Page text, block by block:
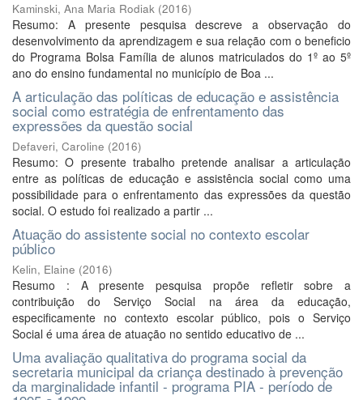
Kaminski, Ana Maria Rodiak (2016)
Resumo: A presente pesquisa descreve a observação do
desenvolvimento da aprendizagem e sua relação com o beneficio
do Programa Bolsa Família de alunos matriculados do 1º ao 5º
ano do ensino fundamental no município de Boa ...
A articulação das políticas de educação e assistência
social como estratégia de enfrentamento das
expressões da questão social
Defaveri, Caroline (2016)
Resumo: O presente trabalho pretende analisar a articulação
entre as políticas de educação e assistência social como uma
possibilidade para o enfrentamento das expressões da questão
social. O estudo foi realizado a partir ...
Atuação do assistente social no contexto escolar
público
Kelin, Elaine (2016)
Resumo : A presente pesquisa propõe refletir sobre a
contribuição do Serviço Social na área da educação,
especificamente no contexto escolar público, pois o Serviço
Social é uma área de atuação no sentido educativo de ...
Uma avaliação qualitativa do programa social da
secretaria municipal da criança destinado à prevenção
da marginalidade infantil - programa PIA - período de